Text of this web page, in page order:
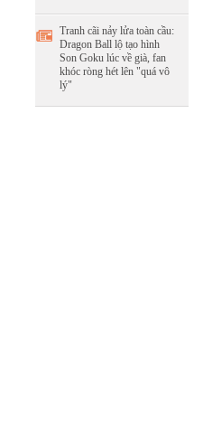
Tranh cãi nảy lửa toàn cầu:
Dragon Ball lộ tạo hình
Son Goku lúc về già, fan
khóc ròng hét lên "quá vô
lý"